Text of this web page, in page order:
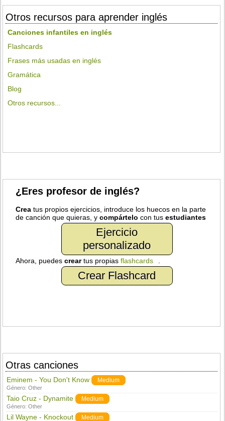
Otros recursos para aprender inglés
Canciones infantiles en inglés
Flashcards
Frases más usadas en inglés
Gramática
Blog
Otros recursos...
¿Eres profesor de inglés?
Crea tus propios ejercicios, introduce los huecos en la parte
de canción que quieras, ycompártelo con tusestudiantes
Ejercicio
personalizado
Ahora, puedescreartus propiasflashcards
Crear Flashcard
Otras canciones
Eminem - You Don't Know Medium
Género:Other
Taio Cruz - Dynamite Medium
Género:Other
Lil Wayne - Knockout Medium